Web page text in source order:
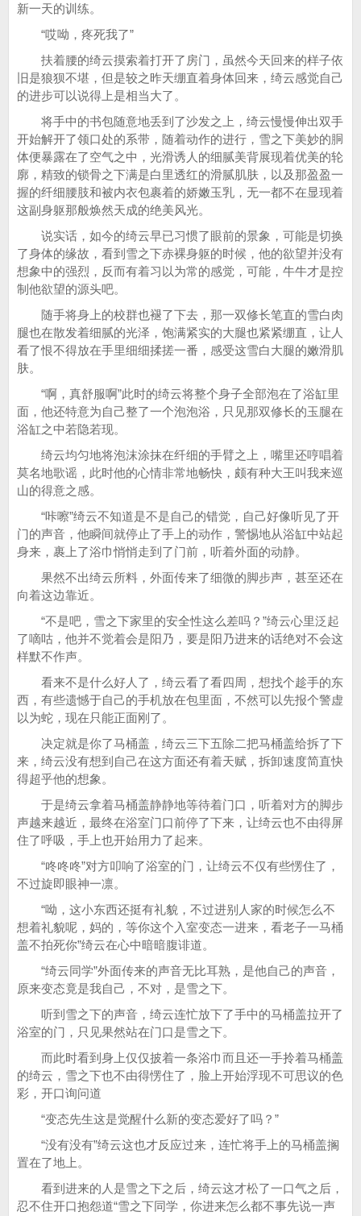
新一天的训练。
“哎呦，疼死我了”
扶着腰的绮云摸索着打开了房门，虽然今天回来的样子依
旧是狼狈不堪，但是较之昨天绷直着身体回来，绮云感觉自己
的进步可以说得上是相当大了。
将手中的书包随意地丢到了沙发之上，绮云慢慢伸出双手
开始解开了领口处的系带，随着动作的进行，雪之下美妙的胴
体便暴露在了空气之中，光滑诱人的细腻美背展现着优美的轮
廓，精致的锁骨之下满是白里透红的滑腻肌肤，以及那盈盈一
握的纤细腰肢和被内衣包裹着的娇嫩玉乳，无一都不在显现着
这副身躯那般焕然天成的绝美风光。
说实话，如今的绮云早已习惯了眼前的景象，可能是切换
了身体的缘故，看到雪之下赤裸身躯的时候，他的欲望并没有
想象中的强烈，反而有着习以为常的感觉，可能，牛牛才是控
制他欲望的源头吧。
随手将身上的校群也褪了下去，那一双修长笔直的雪白肉
腿也在散发着细腻的光泽，饱满紧实的大腿也紧紧绷直，让人
看了恨不得放在手里细细揉搓一番，感受这雪白大腿的嫩滑肌
肤。
“啊，真舒服啊”此时的绮云将整个身子全部泡在了浴缸里
面，他还特意为自己整了一个泡泡浴，只见那双修长的玉腿在
浴缸之中若隐若现。
绮云均匀地将泡沫涂抹在纤细的手臂之上，嘴里还哼唱着
莫名地歌谣，此时他的心情非常地畅快，颇有种大王叫我来巡
山的得意之感。
“咔嚓”绮云不知道是不是自己的错觉，自己好像听见了开
门的声音，他瞬间就停止了手上的动作，警惕地从浴缸中站起
身来，裹上了浴巾悄悄走到了门前，听着外面的动静。
果然不出绮云所料，外面传来了细微的脚步声，甚至还在
向着这边靠近。
“不是吧，雪之下家里的安全性这么差吗？”绮云心里泛起
了嘀咕，他并不觉着会是阳乃，要是阳乃进来的话绝对不会这
样默不作声。
看来不是什么好人了，绮云看了看四周，想找个趁手的东
西，有些遗憾于自己的手机放在包里面，不然可以先报个警虚
以为蛇，现在只能正面刚了。
决定就是你了马桶盖，绮云三下五除二把马桶盖给拆了下
来，绮云没有想到自己在这方面还有着天赋，拆卸速度简直快
得超乎他的想象。
于是绮云拿着马桶盖静静地等待着门口，听着对方的脚步
声越来越近，最终在浴室门口前停了下来，让绮云也不由得屏
住了呼吸，手上也开始用力了起来。
“咚咚咚”对方叩响了浴室的门，让绮云不仅有些愣住了，
不过旋即眼神一凛。
“呦，这小东西还挺有礼貌，不过进别人家的时候怎么不
想着礼貌呢，妈的，等你这个入室变态一进来，看老子一马桶
盖不拍死你”绮云在心中暗暗腹诽道。
“绮云同学”外面传来的声音无比耳熟，是他自己的声音，
原来变态竟是我自己，不对，是雪之下。
听到雪之下的声音，绮云连忙放下了手中的马桶盖拉开了
浴室的门，只见果然站在门口是雪之下。
而此时看到身上仅仅披着一条浴巾而且还一手拎着马桶盖
的绮云，雪之下也不由得愣住了，脸上开始浮现不可思议的色
彩，开口询问道
“变态先生这是觉醒什么新的变态爱好了吗？”
“没有没有”绮云这也才反应过来，连忙将手上的马桶盖搁
置在了地上。
看到进来的人是雪之下之后，绮云这才松了一口气之后，
忍不住开口抱怨道“雪之下同学，你进来怎么都不事先说一声